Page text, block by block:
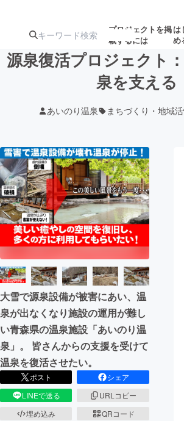
プロジェクトを掲
載するには
は
め
ターン
注目の新着プロ
ジェクト
募集終
ロジェ
アート・写真
テクノロジー・ガジェット
映像・映画
ビジネス・起業
まちづくり・地域活性化
CAMPFIRE for Social Good
CAMPFIREふるさと納税 machi-ya
源泉復活プロジェクト
泉を支える
あいのり温泉 まちづくり・地域
大雪で源泉設備が被害にあい、温
泉が出なくなり施設の運用が難し
い青森県の温泉施設「あいのり温
泉」。 皆さんからの支援を受けて
温泉を復活させたい。
ポスト
シェア
LINEで送る
URLコピー
埋め込み
QRコード